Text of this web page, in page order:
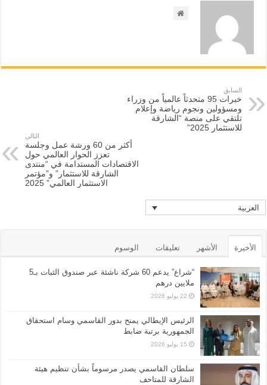
السابق
خبرات 95 متحدثاً عالمياً من وزراء
ومسؤولين ونجوم رياضة وإعلام
تلتقي على منصة “الشارقة
للاستثمار 2025”
التالي
أكثر من 60 ورشة عمل وجلسة
تعزز الحوار العالمي حول
الاقتصادات المستدامة في “منتدى
الشارقة للاستثمار” و”مؤتمر
الاستثمار العالمي” 2025
العربية
الأخيرة الأشهر تعليقات الوسوم
“شراع” يدعم 60 شركة ناشئة عبر صندوق الثبات بـ5
ملايين درهم
22 يوليو 2026
الرئيس الإيطالي يمنح بدور القاسمي وسام استحقاق
الجمهورية برتبة ضابط
15 يوليو 2026
سلطان القاسمي يصدر مرسوماً بشأن تنظيم هيئة
الشارقة للمتاحف